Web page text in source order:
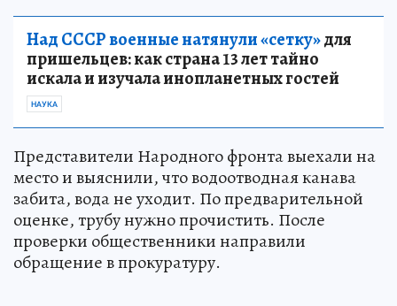
Над СССР военные натянули «сетку»для
пришельцев: как страна 13 лет тайно
искала и изучала инопланетных гостей
НАУКА
Представители Народного фронта выехали на
место и выяснили, что водоотводная канава
забита, вода не уходит. По предварительной
оценке, трубу нужно прочистить. После
проверки общественники направили
обращение в прокуратуру.